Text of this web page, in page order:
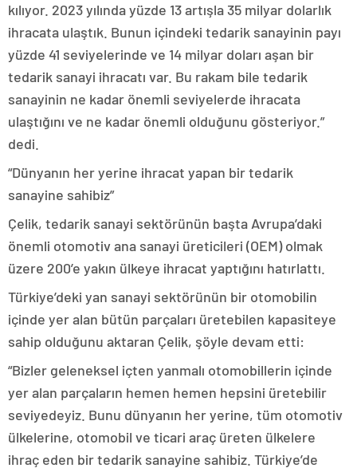
kılıyor. 2023 yılında yüzde 13 artışla 35 milyar dolarlık
ihracata ulaştık. Bunun içindeki tedarik sanayinin payı
yüzde 41 seviyelerinde ve 14 milyar doları aşan bir
tedarik sanayi ihracatı var. Bu rakam bile tedarik
sanayinin ne kadar önemli seviyelerde ihracata
ulaştığını ve ne kadar önemli olduğunu gösteriyor.”
dedi.
“Dünyanın her yerine ihracat yapan bir tedarik
sanayine sahibiz”
Çelik, tedarik sanayi sektörünün başta Avrupa’daki
önemli otomotiv ana sanayi üreticileri (OEM) olmak
üzere 200’e yakın ülkeye ihracat yaptığını hatırlattı.
Türkiye’deki yan sanayi sektörünün bir otomobilin
içinde yer alan bütün parçaları üretebilen kapasiteye
sahip olduğunu aktaran Çelik, şöyle devam etti:
“Bizler geleneksel içten yanmalı otomobillerin içinde
yer alan parçaların hemen hemen hepsini üretebilir
seviyedeyiz. Bunu dünyanın her yerine, tüm otomotiv
ülkelerine, otomobil ve ticari araç üreten ülkelere
ihraç eden bir tedarik sanayine sahibiz. Türkiye’de